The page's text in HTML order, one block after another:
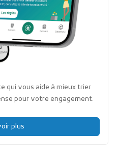
qui vous aide à mieux trier
pour votre engagement.
plus